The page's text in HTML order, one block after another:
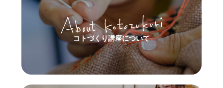
コトづくり講座について